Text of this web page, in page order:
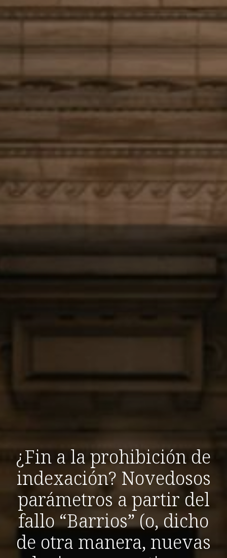
¿Fin a la prohibición de
indexación? Novedosos
parámetros a partir del
fallo “Barrios” (o, dicho
de otra manera, nuevas